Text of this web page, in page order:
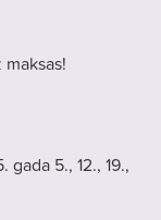
maksas!
gada 5., 12., 19.,